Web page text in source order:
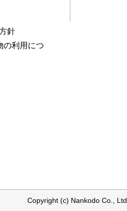
針
の利用につ
Copyright (c) Nankodo Co.,